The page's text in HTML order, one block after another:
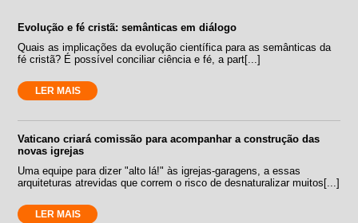
Evolução e fé cristã: semânticas em diálogo
Quais as implicações da evolução científica para as semânticas da
fé cristã? É possível conciliar ciência e fé, a part[...]
LER MAIS
Vaticano criará comissão para acompanhar a construção das
novas igrejas
Uma equipe para dizer "alto lá!" às igrejas-garagens, a essas
arquiteturas atrevidas que correm o risco de desnaturalizar muitos[...]
LER MAIS